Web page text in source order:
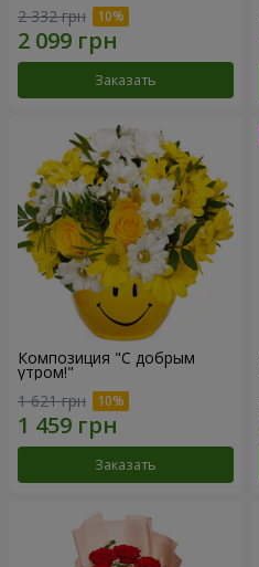
2 332 грн
Заказать
Композиция "С добрым
утром!"
1 621 грн
Заказать